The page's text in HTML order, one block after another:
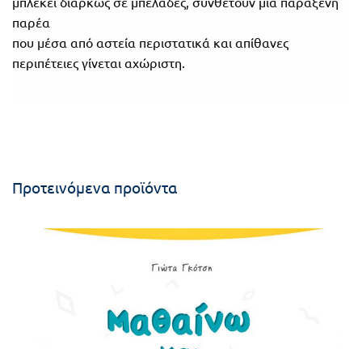
παρέα
που μέσα από αστεία περιστατικά και απίθανες
περιπέτειες γίνεται αχώριστη.
Προτεινόμενα προϊόντα